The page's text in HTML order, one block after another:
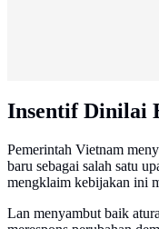
Insentif Dinilai
Pemerintah Vietnam
baru sebagai salah satu
mengklaim kebijakan ini
Lan menyambut baik